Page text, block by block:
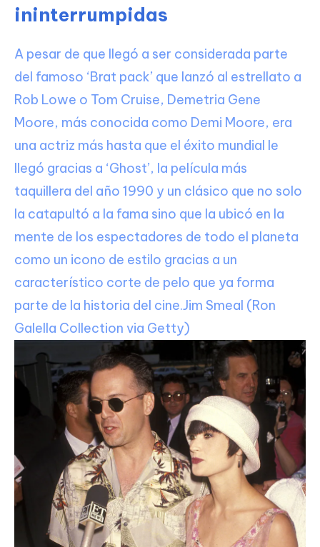
ininterrumpidas
A pesar de que llegó a ser considerada parte
del famoso ‘Brat pack’ que lanzó al estrellato a
Rob Lowe o Tom Cruise, Demetria Gene
Moore, más conocida como Demi Moore, era
una actriz más hasta que el éxito mundial le
llegó gracias a ‘Ghost’, la película más
taquillera del año 1990 y un clásico que no solo
la catapultó a la fama sino que la ubicó en la
mente de los espectadores de todo el planeta
como un icono de estilo gracias a un
característico corte de pelo que ya forma
parte de la historia del cine.Jim Smeal (Ron
Galella Collection via Getty)